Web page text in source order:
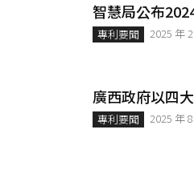
智慧局公布
專利要聞 2025 年
廣西政府以四
專利要聞 2025 年